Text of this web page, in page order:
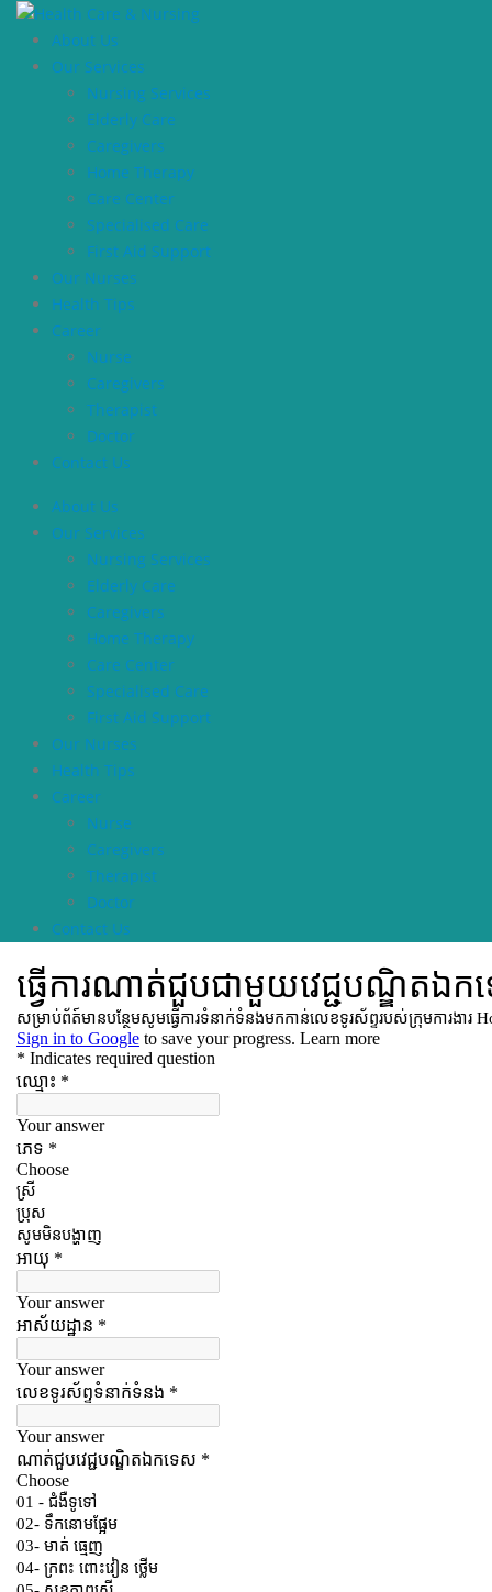
About Us
Our Services
Nursing Services
Elderly Care
Caregivers
Home Therapy
Care Center
Specialised Care
First Aid Support
Our Nurses
Health Tips
Career
Nurse
Caregivers
Therapist
Doctor
Contact Us
About Us
Our Services
Nursing Services
Elderly Care
Caregivers
Home Therapy
Care Center
Specialised Care
First Aid Support
Our Nurses
Health Tips
Career
Nurse
Caregivers
Therapist
Doctor
Contact Us